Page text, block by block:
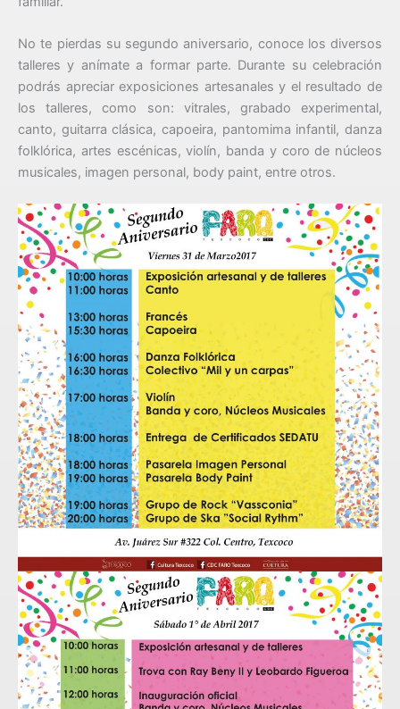
No te pierdas su segundo aniversario, conoce los diversos
talleres y anímate a formar parte. Durante su celebración
podrás apreciar exposiciones artesanales y el resultado de
los talleres, como son: vitrales, grabado experimental,
canto, guitarra clásica, capoeira, pantomima infantil, danza
folklórica, artes escénicas, violín, banda y coro de núcleos
musicales, imagen personal, body paint, entre otros.